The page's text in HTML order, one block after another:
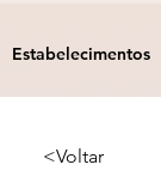
Estabelecimentos
<Voltar